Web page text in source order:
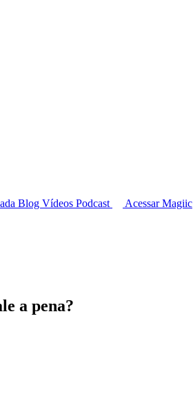
Blog Vídeos Podcast
Acessar Magiic
a pena?